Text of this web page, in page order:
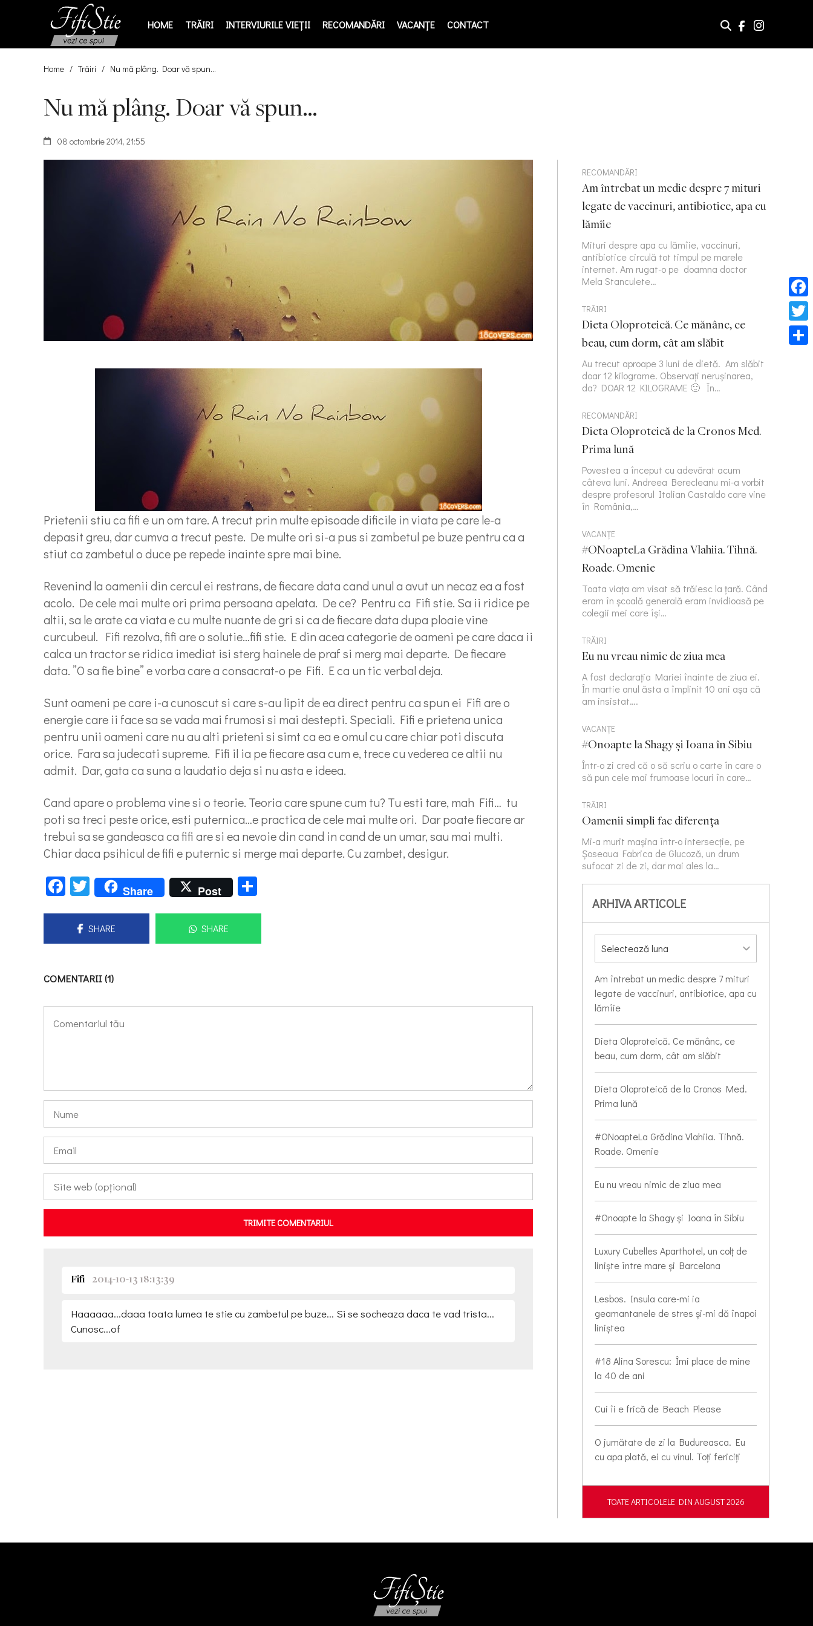
HOME TRĂIRI INTERVIURILE VIEŢII RECOMANDĂRI VACANȚE CONTACT
Home / Trăiri / Nu mă plâng. Doar vă spun…
Nu mă plâng. Doar vă spun…
08 octombrie 2014, 21:55
Prietenii stiu ca fifi e un om tare. A trecut prin multe episoade dificile in viata pe care le-a
depasit greu, dar cumva a trecut peste. De multe ori si-a pus si zambetul pe buze pentru ca a
stiut ca zambetul o duce pe repede inainte spre mai bine.
Revenind la oamenii din cercul ei restrans, de fiecare data cand unul a avut un necaz ea a fost
acolo. De cele mai multe ori prima persoana apelata. De ce? Pentru ca Fifi stie. Sa ii ridice pe
altii, sa le arate ca viata e cu multe nuante de gri si ca de fiecare data dupa ploaie vine
curcubeul. Fifi rezolva, fifi are o solutie…fifi stie. E din acea categorie de oameni pe care daca ii
calca un tractor se ridica imediat isi sterg hainele de praf si merg mai departe. De fiecare
data. ”O sa fie bine” e vorba care a consacrat-o pe Fifi. E ca un tic verbal deja.
Sunt oameni pe care i-a cunoscut si care s-au lipit de ea direct pentru ca spun ei Fifi are o
energie care ii face sa se vada mai frumosi si mai destepti. Speciali. Fifi e prietena unica
pentru unii oameni care nu au alti prieteni si simt ca ea e omul cu care chiar poti discuta
orice. Fara sa judecati supreme. Fifi il ia pe fiecare asa cum e, trece cu vederea ce altii nu
admit. Dar, gata ca suna a laudatio deja si nu asta e ideea.
Cand apare o problema vine si o teorie. Teoria care spune cum tu? Tu esti tare, mah Fifi… tu
poti sa treci peste orice, esti puternica…e practica de cele mai multe ori. Dar poate fiecare ar
trebui sa se gandeasca ca fifi are si ea nevoie din cand in cand de un umar, sau mai multi.
Chiar daca psihicul de fifi e puternic si merge mai departe. Cu zambet, desigur.
Facebook
Twitter
Share Post
SHARE SHARE
COMENTARII (1)
TRIMITE COMENTARIUL
Fifi 2014-10-13 18:13:39
Haaaaaa...daaa toata lumea te stie cu zambetul pe buze... Si se socheaza daca te vad trista...
Cunosc...of
RECOMANDĂRI
Am întrebat un medic despre 7 mituri
legate de vaccinuri, antibiotice, apa cu
lămîie
Mituri despre apa cu lămîie, vaccinuri,
antibiotice circulă tot timpul pe marele
internet. Am rugat-o pe doamna doctor
Mela Stanculete…
TRĂIRI
Dieta Oloproteică. Ce mănânc, ce
beau, cum dorm, cât am slăbit
Au trecut aproape 3 luni de dietă. Am slăbit
doar 12 kilograme. Observați nerușinarea,
da? DOAR 12 KILOGRAME 🙂 În…
RECOMANDĂRI
Dieta Oloproteică de la Cronos Med.
Prima lună
Povestea a început cu adevărat acum
câteva luni. Andreea Berecleanu mi-a vorbit
despre profesorul Italian Castaldo care vine
în România,…
VACANȚE
#ONoapteLa Grădina Vlahiia. Tihnă.
Roade. Omenie
Toata viața am visat să trăiesc la țară. Când
eram în școală generală eram invidioasă pe
colegii mei care își…
TRĂIRI
Eu nu vreau nimic de ziua mea
A fost declarația Mariei înainte de ziua ei.
În martie anul ăsta a împlinit 10 ani așa că
am insistat….
VACANȚE
#Onoapte la Shagy și Ioana în Sibiu
Într-o zi cred că o să scriu o carte în care o
să pun cele mai frumoase locuri în care…
TRĂIRI
Oamenii simpli fac diferența
Mi-a murit mașina într-o intersecție, pe
Șoseaua Fabrica de Glucoză, un drum
sufocat zi de zi, dar mai ales la…
ARHIVA ARTICOLE
Am întrebat un medic despre 7 mituri
legate de vaccinuri, antibiotice, apa cu
lămîie
Dieta Oloproteică. Ce mănânc, ce
beau, cum dorm, cât am slăbit
Dieta Oloproteică de la Cronos Med.
Prima lună
#ONoapteLa Grădina Vlahiia. Tihnă.
Roade. Omenie
Eu nu vreau nimic de ziua mea
#Onoapte la Shagy și Ioana în Sibiu
Luxury Cubelles Aparthotel, un colț de
liniște între mare și Barcelona
Lesbos. Insula care-mi ia
geamantanele de stres și-mi dă înapoi
liniștea
#18 Alina Sorescu: Îmi place de mine
la 40 de ani
Cui îi e frică de Beach Please
O jumătate de zi la Budureasca. Eu
cu apa plată, ei cu vinul. Toți fericiți
TOATE ARTICOLELE DIN AUGUST 2026